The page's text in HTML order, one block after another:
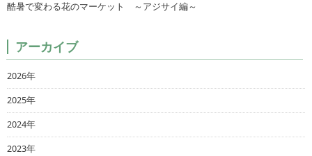
酷暑で変わる花のマーケット ～アジサイ編～
アーカイブ
2026年
2025年
2024年
2023年